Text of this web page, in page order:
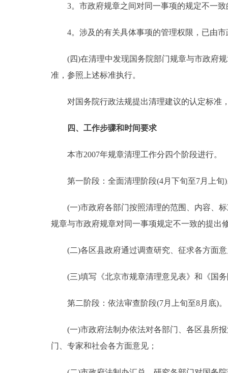
3。市政府规章之间对同一事项的规定不一致
4。涉及的有关具体事项的管理权限，已由市
(四)在清理中发现国务院部门规章与市政府规
准，参照上述标准执行。
对国务院行政法规提出清理建议的认定标准
四、工作步骤和时间要求
本市2007年规章清理工作分四个阶段进行。
第一阶段：全面清理阶段(4月下旬至7月上旬)
(一)市政府各部门按照清理的范围、内容、标
规章与市政府规章对同一事项规定不一致的提出
(二)各区县政府通过调查研究、征求各方面意
(三)填写《北京市规章清理意见表》和《国务
第二阶段：依法审查阶段(7月上旬至8月底)。
(一)市政府法制办依法对各部门、各区县所报
门、专家和社会各方面意见；